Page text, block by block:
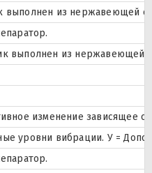
из нержавеющей
выполнен из нержавеющей
изменение зависящее
уровни вибрации. У =